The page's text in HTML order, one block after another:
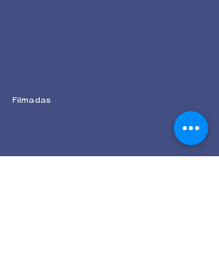
Filmadas